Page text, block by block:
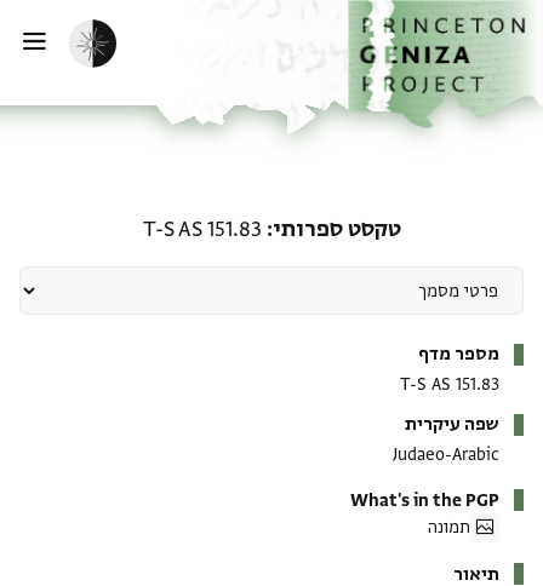
לתוכןהבית
הפעלת מצב כהה
טקסט ספרותי T-S AS 151.83
מספר מדף
T-S AS 151.83
שפה עיקרית
Judaeo-Arabic
What's in the PGP
תמונה
תיאור